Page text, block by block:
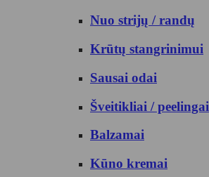
Nuo strijų / randų
Krūtų stangrinimui
Sausai odai
Šveitikliai / peelingai
Balzamai
Kūno kremai